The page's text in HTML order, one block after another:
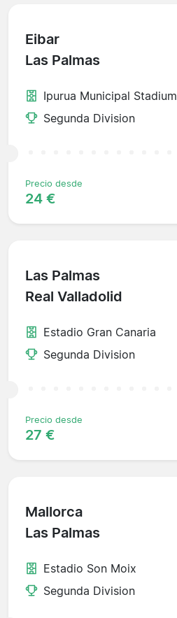
Eibar
Las Palmas
Ipurua Municipal Stadium
Segunda Division
Precio desde
24 €
Las Palmas
Real Valladolid
Estadio Gran Canaria
Segunda Division
Precio desde
27 €
Mallorca
Las Palmas
Estadio Son Moix
Segunda Division